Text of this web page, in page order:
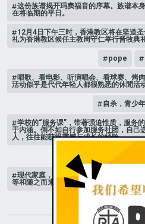
这份族谱揭开玛窦福音的序幕。族谱本
在将临期的平日。
12月4日下午三时，香港教区将在坚道
礼为香港教区候任主教周守仁举行晋牧典
pope
唱歌、看电影、听演唱会、看球赛、烤
活动似乎是代代年轻人都很熟悉的休閒活
自杀，青少
学校的“服务课”，带著强迫性质，服务
于内涵。倒不如自行参加服务社团，自己
人，往往能获得震撼与成长的经验。
现代家庭，子女或许都是宝贝，不公平
等和随之而来的身心压力却仍旧挥之不去。
STAY